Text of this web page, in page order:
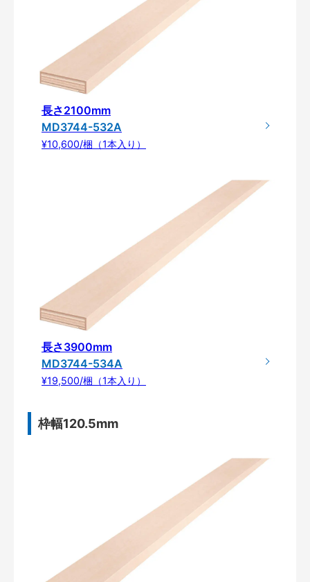
長さ2100mm
MD3744-532A
¥10,600/梱（1本入り）
長さ3900mm
MD3744-534A
¥19,500/梱（1本入り）
枠幅120.5mm